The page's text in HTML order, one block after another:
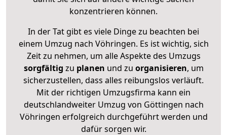
konzentrieren können.
In der Tat gibt es viele Dinge zu beachten bei
einem Umzug nach Vöhringen. Es ist wichtig, sich
Zeit zu nehmen, um alle Aspekte des Umzugs
sorgfältig zu planen und zu organisieren, um
sicherzustellen, dass alles reibungslos verläuft.
Mit der richtigen Umzugsfirma kann ein
deutschlandweiter Umzug von Göttingen nach
Vöhringen erfolgreich durchgeführt werden und
dafür sorgen wir.